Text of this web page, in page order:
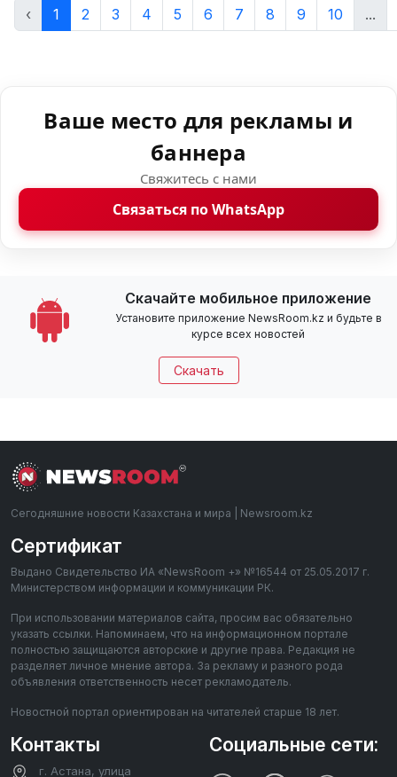
‹ 1 2 3 4 5 6 7 8 9 10 ...
Ваше место для рекламы и
баннера
Свяжитесь с нами
Связаться по WhatsApp
Скачайте мобильное приложение
Установите приложение NewsRoom.kz и будьте в
курсе всех новостей
Скачать
Сегодняшние новости Казахстана и мира | Newsroom.kz
Сертификат
Выдано Свидетельство ИА «NewsRoom +» №16544 от 25.05.2017 г.
Министерством информации и коммуникации РК.
При использовании материалов сайта, просим вас обязательно
указать ссылки. Напоминаем, что на информационном портале
полностью защищаются авторские и другие права. Редакция не
разделяет личное мнение автора. За рекламу и разного рода
объявления ответственность несет рекламодатель.
Новостной портал ориентирован на читателей старше 18 лет.
Контакты
г. Астана, улица
Социальные сети: